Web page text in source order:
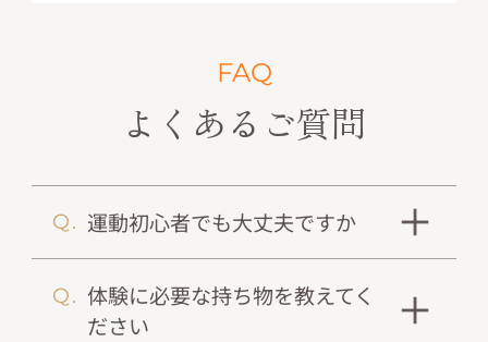
FAQ
よくあるご質問
運動初心者でも大丈夫ですか
体験に必要な持ち物を教えてく
ださい